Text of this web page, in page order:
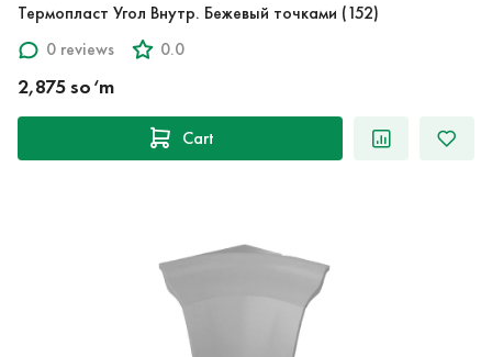
Термопласт Угол Внутр. Бежевый точками (152)
0 reviews
0.0
2,875 so‘m
Cart